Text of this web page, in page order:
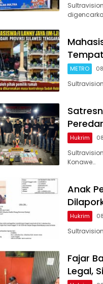
METRO
Hukrim
Konawe…
Anak
Hukrim
‎Fajar
Legal,